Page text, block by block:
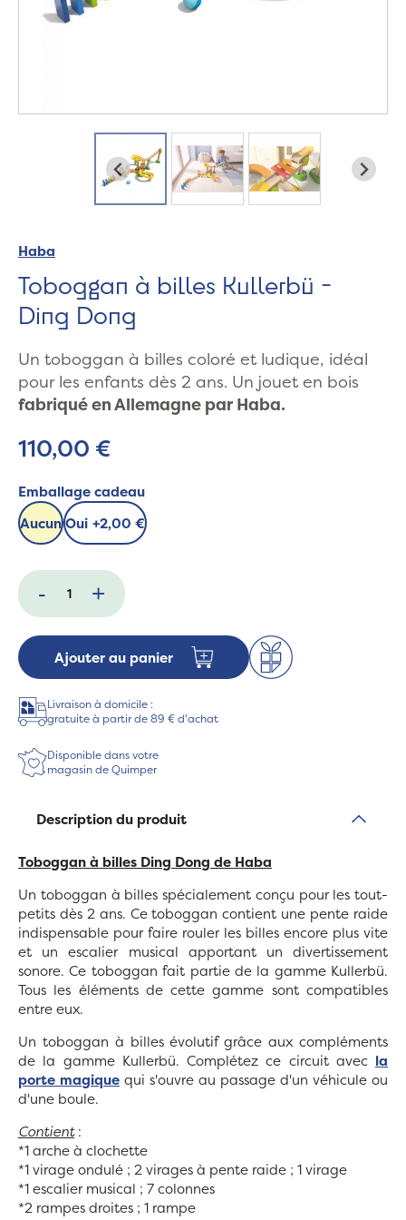
Haba
Toboggan à billes Kullerbü -
Ding Dong
Un toboggan à billes coloré et ludique, idéal
pour les enfants dès 2 ans. Un jouet en bois
fabriqué en Allemagne par Haba.
110,00 €
Emballage cadeau
AucunOui +2,00 €
- +
Ajouter au panier
Livraison à domicile :
gratuite à partir de 89 € d'achat
Disponible dans votre
magasin de Quimper
Description du produit
Toboggan à billes Ding Dong de Haba
Un toboggan à billes spécialement conçu pour les tout-
petits dès 2 ans. Ce toboggan contient une pente raide
indispensable pour faire rouler les billes encore plus vite
et un escalier musical apportant un divertissement
sonore. Ce toboggan fait partie de la gamme Kullerbü.
Tous les éléments de cette gamme sont compatibles
entre eux.
Un toboggan à billes évolutif grâce aux compléments
de la gamme Kullerbü. Complétez ce circuit avec la
porte magique qui s'ouvre au passage d'un véhicule ou
d'une boule.
Contient:
*1 arche à clochette
*1 virage ondulé ; 2 virages à pente raide ; 1 virage
*1 escalier musical ; 7 colonnes
*2 rampes droites ; 1 rampe